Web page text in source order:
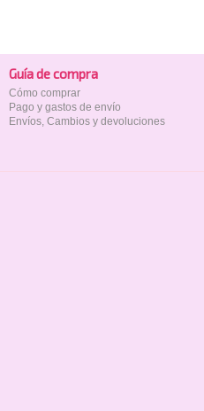
Guía de compra
Cómo comprar
Pago y gastos de envío
Envíos, Cambios y devoluciones